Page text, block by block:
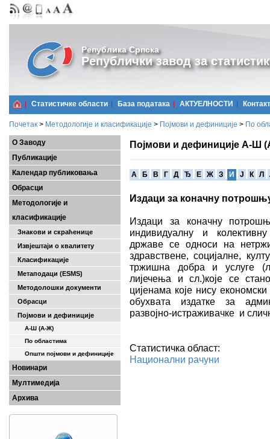
Република Српска
Републички завод за
Статистичке области Базa података АКТУЕЛНОСТИ Контакт
Почетак > Методологије и класификације > Појмови и дефиниције > По
О Заводу
Публикације
Календар публиковања
Обрасци
Методологије и
класификације
Знакови и скраћенице
Извјештаји о квалитету
Класификације
Метаподаци (ESMS)
Методолошки документи
Обрасци
Појмови и дефиниције
А-Ш (A-Ж)
По областима
Општи појмови и дефиниције
Новинари
Мултимедија
Архива
Појмови и дефиниције А-Ш
A Б В Г Д Ђ Е Ж З И Ј К Л
Издаци за коначну
Издаци за коначну
индивидуалну и
државе се односи на
здравствене, социјалне,
тржишна добра и услуге
лијечења и сл.)које се
цијенама које нису
обухвата издатке за
развојно-истраживачке и
Статистичка област:
Национални рачуни